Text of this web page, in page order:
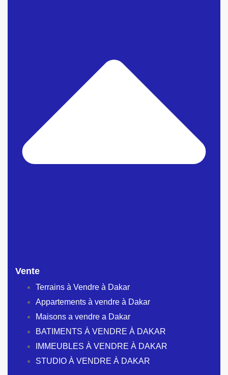
Vente
Terrains à Vendre à Dakar
Appartements à vendre à Dakar
Maisons a vendre a Dakar
BATIMENTS À VENDRE À DAKAR
IMMEUBLES À VENDRE À DAKAR
STUDIO À VENDRE À DAKAR